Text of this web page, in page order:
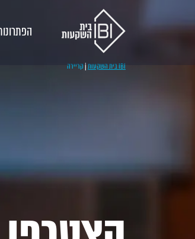
IBI בית השקעות |קריירה